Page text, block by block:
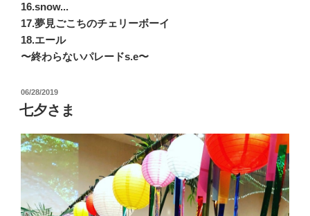
16.snow...
17.夢見ごこちのチェリーボーイ
18.エール
〜終わらないパレードs.e〜
投
稿
日:
06/28/2019
七夕さま